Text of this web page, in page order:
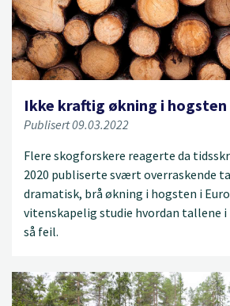
Ikke kraftig økning i hogsten
Publisert 09.03.2022
Flere skogforskere reagerte da
2020 publiserte svært overraskende
dramatisk, brå økning i hogsten i
vitenskapelig studie hvordan tallene i
så feil.